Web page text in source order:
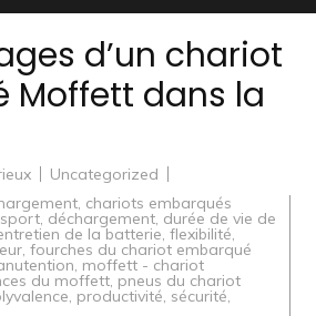
d’un chariot
Moffett dans la
Uncategorized
, chariots embarqués
, déchargement, durée de vie de
de la batterie, flexibilité,
, fourches du chariot embarqué
, moffett - chariot
du moffett, pneus du chariot
, productivité, sécurité,